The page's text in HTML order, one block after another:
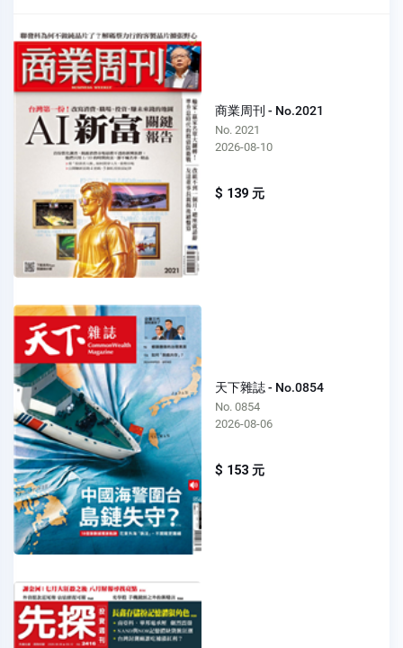
商業周刊 - No.2021
No. 2021
2026-08-10
$ 139 元
天下雜誌 - No.0854
No. 0854
2026-08-06
$ 153 元